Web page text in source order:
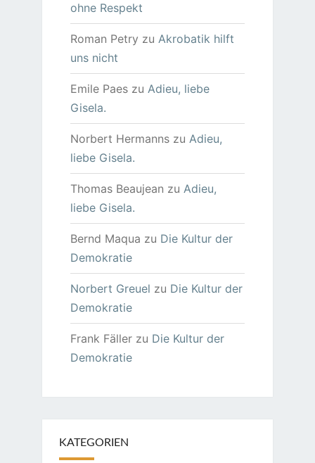
ohne Respekt
Roman Petry zu Akrobatik hilft
uns nicht
Emile Paeszu Adieu, liebe
Gisela.
Norbert Hermannszu Adieu,
liebe Gisela.
Thomas Beaujean zu Adieu,
liebe Gisela.
Bernd Maqua zu Die Kultur der
Demokratie
Norbert Greuel zu Die Kultur der
Demokratie
Frank Fällerzu Die Kultur der
Demokratie
KATEGORIEN